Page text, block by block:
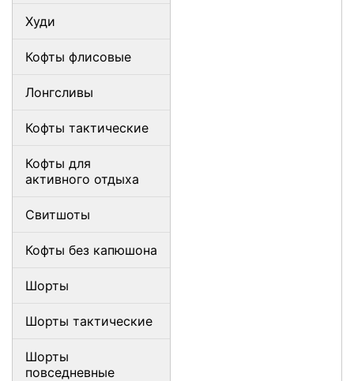
Худи
Кофты флисовые
Лонгсливы
Кофты тактические
Кофты для
активного отдыха
Свитшоты
Кофты без капюшона
Шорты
Шорты тактические
Шорты
повседневные